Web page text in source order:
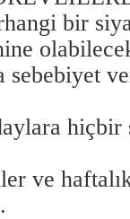
bir
sebebiyet
hiçbir
ve